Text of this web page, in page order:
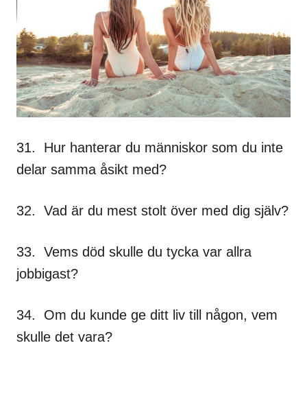
31. Hur hanterar du människor som du inte
delar samma åsikt med?
32. Vad är du mest stolt över med dig själv?
33. Vems död skulle du tycka var allra
jobbigast?
34. Om du kunde ge ditt liv till någon, vem
skulle det vara?